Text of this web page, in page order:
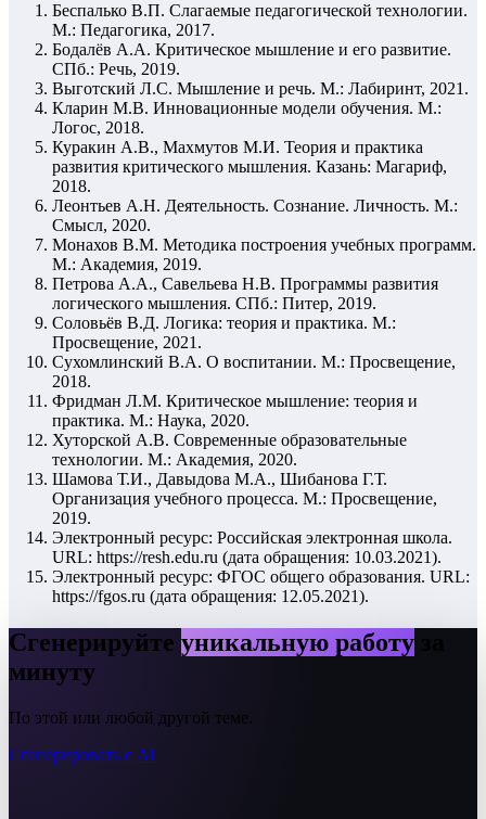
Беспалько В.П. Слагаемые педагогической технологии.
М.: Педагогика, 2017.
Бодалёв А.А. Критическое мышление и его развитие.
СПб.: Речь, 2019.
Выготский Л.С. Мышление и речь. М.: Лабиринт, 2021.
Кларин М.В. Инновационные модели обучения. М.:
Логос, 2018.
Куракин А.В., Махмутов М.И. Теория и практика
развития критического мышления. Казань: Магариф,
2018.
Леонтьев А.Н. Деятельность. Сознание. Личность. М.:
Смысл, 2020.
Монахов В.М. Методика построения учебных программ.
М.: Академия, 2019.
Петрова А.А., Савельева Н.В. Программы развития
логического мышления. СПб.: Питер, 2019.
Соловьёв В.Д. Логика: теория и практика. М.:
Просвещение, 2021.
Сухомлинский В.А. О воспитании. М.: Просвещение,
2018.
Фридман Л.М. Критическое мышление: теория и
практика. М.: Наука, 2020.
Хуторской А.В. Современные образовательные
технологии. М.: Академия, 2020.
Шамова Т.И., Давыдова М.А., Шибанова Г.Т.
Организация учебного процесса. М.: Просвещение,
2019.
Электронный ресурс: Российская электронная школа.
URL: https://resh.edu.ru (дата обращения: 10.03.2021).
Электронный ресурс: ФГОС общего образования. URL:
https://fgos.ru (дата обращения: 12.05.2021).
Сгенерируйте уникальную работу
минуту
По этой или любой другой теме.
Сгенерировать с AI